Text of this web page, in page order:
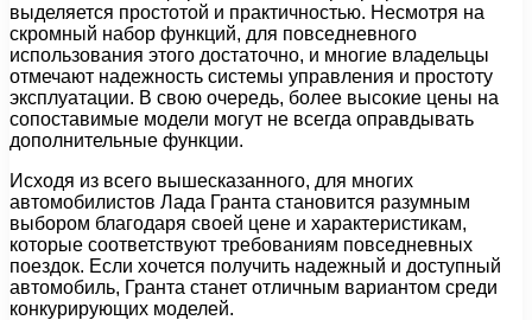
выделяется простотой и практичностью. Несмотря на
скромный набор функций, для повседневного
использования этого достаточно, и многие владельцы
отмечают надежность системы управления и простоту
эксплуатации. В свою очередь, более высокие цены на
сопоставимые модели могут не всегда оправдывать
дополнительные функции.
Исходя из всего вышесказанного, для многих
автомобилистов Лада Гранта становится разумным
выбором благодаря своей цене и характеристикам,
которые соответствуют требованиям повседневных
поездок. Если хочется получить надежный и доступный
автомобиль, Гранта станет отличным вариантом среди
конкурирующих моделей.